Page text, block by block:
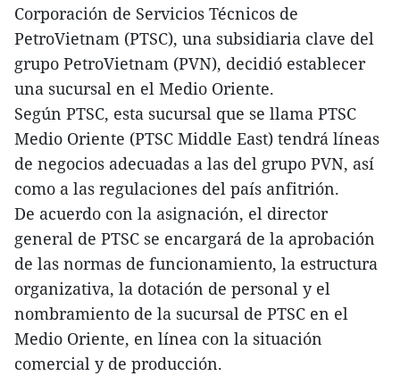
Corporación de Servicios Técnicos de
PetroVietnam (PTSC), una subsidiaria clave del
grupo PetroVietnam (PVN), decidió establecer
una sucursal en el Medio Oriente.
Según PTSC, esta sucursal que se llama PTSC
Medio Oriente (PTSC Middle East) tendrá líneas
de negocios adecuadas a las del grupo PVN, así
como a las regulaciones del país anfitrión.
De acuerdo con la asignación, el director
general de PTSC se encargará de la aprobación
de las normas de funcionamiento, la estructura
organizativa, la dotación de personal y el
nombramiento de la sucursal de PTSC en el
Medio Oriente, en línea con la situación
comercial y de producción.